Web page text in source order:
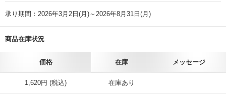
承り期間：2026年3月2日(月)～2026年8月31日(月)
商品在庫状況
価格 在庫 メッセージ
1,620円 (税込) 在庫あり